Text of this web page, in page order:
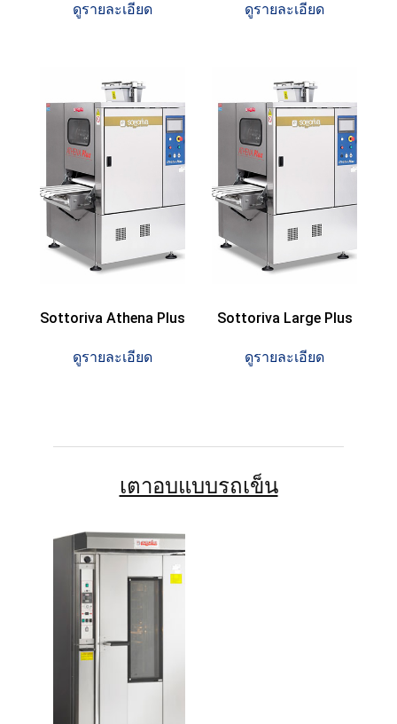
ดูรายละเอียด ดูรายละเอียด
Sottoriva Athena Plus
ดูรายละเอียด
Sottoriva Large Plus
ดูรายละเอียด
เตาอบแบบรถเข็น